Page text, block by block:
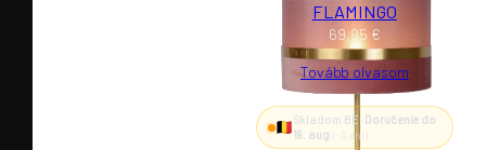
FLAMINGO
69,95 €
Tovább olvasom
Skladom BE ·
Doručenie do
19. aug
(~9 dní)